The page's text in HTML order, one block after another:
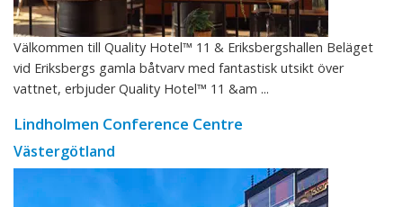
Välkommen till Quality Hotel™ 11 & Eriksbergshallen Beläget
vid Eriksbergs gamla båtvarv med fantastisk utsikt över
vattnet, erbjuder Quality Hotel™ 11 &am ...
Lindholmen Conference Centre
Västergötland